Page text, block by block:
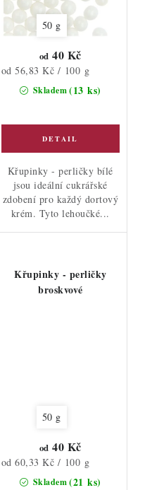
50 g
Skladem(13 ks)
od 40 Kč
Měrná
cena:
od 56,83 Kč / 100 g
Křupinky - perličky bílé
jsou ideální cukrářské
zdobení pro každý dortový
krém. Tyto lehoučké...
Křupinky - perličky
broskvové
50 g
Skladem(21 ks)
od 40 Kč
Měrná
cena:
od 60,33 Kč / 100 g